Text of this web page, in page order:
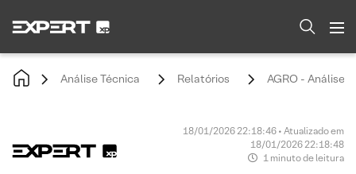
Análise Técnica Relatórios AGRO - Análise
18/01/2026 22:18:46 • Atualizado em
18/01/2026 22:18:48
1 minuto de leitura